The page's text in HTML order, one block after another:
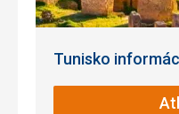
dosiaľ
stoja
severnej
perfektné
Tunisko